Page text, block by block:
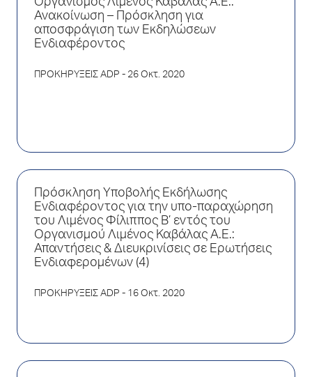
Οργανισμός Λιμένος Καβάλας Α.Ε.:
Ανακοίνωση – Πρόσκληση για
αποσφράγιση των Εκδηλώσεων
Ενδιαφέροντος
ΠΡΟΚΗΡΥΞΕΙΣ ADP - 26 Οκτ. 2020
Πρόσκληση Υποβολής Εκδήλωσης
Ενδιαφέροντος για την υπο-παραχώρηση
του Λιμένος Φίλιππος Β’ εντός του
Οργανισμού Λιμένος Καβάλας Α.Ε.:
Απαντήσεις & Διευκρινίσεις σε Ερωτήσεις
Ενδιαφερομένων (4)
ΠΡΟΚΗΡΥΞΕΙΣ ADP - 16 Οκτ. 2020